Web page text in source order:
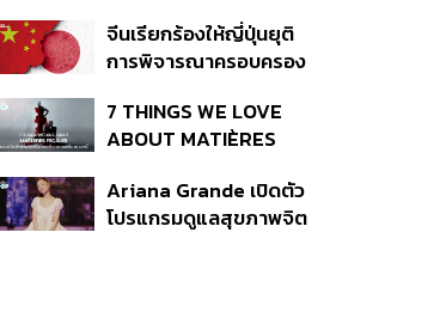
สำคัญ
จีนเรียกร้องให้ญี่ปุ่นยุติ
การพิจารณาครอบครอง
7 THINGS WE LOVE
ABOUT MATIÈRES
Ariana Grande เปิดตัว
โปรแกรมดูแลสุขภาพจิต